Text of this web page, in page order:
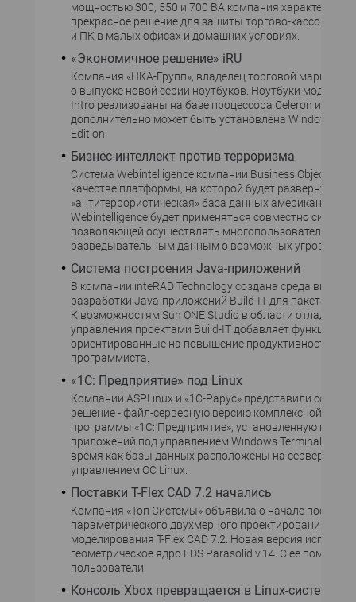
мощностью 300, 550 и 700 ВА компания
прекрасное решение для защиты торгово-кассовых
и ПК в малых офисах и домашних условиях.
«Экономичное решение» iRU
Компания «НКА-Групп», владелец торговой марки
о выпуске новой серии ноутбуков. Ноутбуки
Intro реализованы на базе процессора Celeron и ОС
дополнительно может быть установлена Windows XP
Edition.
Бизнес-интеллект против терроризма
Система Webintelligence компании Business Objects
качестве платформы, на которой будет развернута
«антитеррористическая» база данных американских
Webintelligence будет применяться совместно
позволяющей осуществлять многопользовательский
разведывательным данным о возможных угрозах.
Система построения Java-приложений
В компании inteRAD Technology создана среда
разработки Java-приложений Build-IT для пакета Sun
К возможностям Sun ONE Studio в области отладки
управления проектами Build-IT добавляет функции,
ориентированные на повышение продуктивности
программиста.
«1С: Предприятие» под Linux
Компании ASPLinux и «1С-Рарус» представили
решение - файл-серверную версию комплексной
программы «1С: Предприятие», установленную на
приложений под управлением Windows Terminal
время как базы данных расположены на сервере под
управлением ОС Linux.
Поставки T-Flex CAD 7.2 начались
Компания «Топ Системы» объявила о начале
параметрического двухмерного проектирования и
моделирования T-Flex CAD 7.2. Новая версия
геометрическое ядро EDS Parasolid v.14. С ее помощью
пользователи
Консоль Xbox превращается в Linux-систему